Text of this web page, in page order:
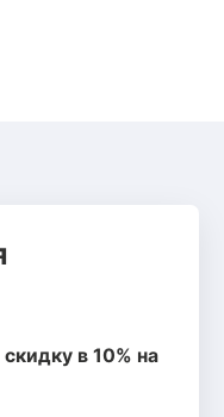
скидку в 10% на